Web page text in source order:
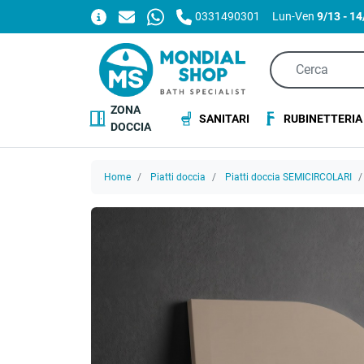
0331490301 Lun-Ven9/13 -
ZONA
DOCCIA
SANITARI RUBINETTERIA
Home Piatti doccia Piatti doccia SEMICIRCOLARI